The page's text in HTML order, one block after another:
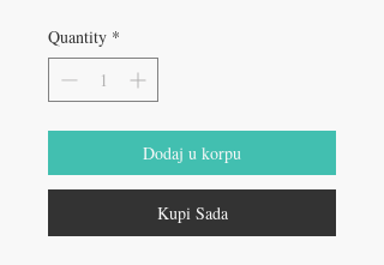
Quantity *
Dodaj u korpu
Kupi Sada